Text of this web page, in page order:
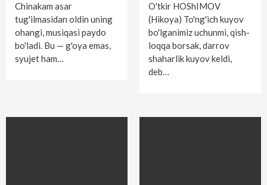
Chinakam asar
tug'ilmasidan oldin uning
ohangi, musiqasi paydo
bo'ladi. Bu — g'oya emas,
syujet ham…
O'tkir HOShIMOV
(Hikoya) To'ng'ich kuyov
bo'lganimiz uchunmi, qish­
loqqa bor­sak, darrov
shaharlik kuyov keldi,
deb…